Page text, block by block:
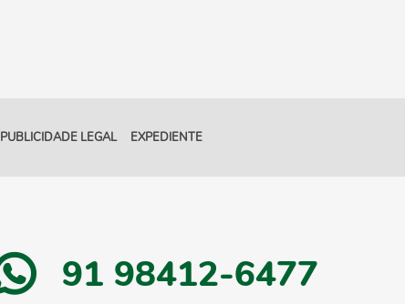
PUBLICIDADE LEGAL EXPEDIENTE
91 98412-6477